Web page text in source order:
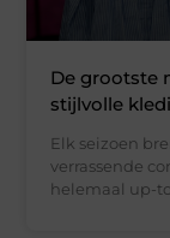
De grootste
stijlvolle
Elk seizoen
verrassende
helemaal up-